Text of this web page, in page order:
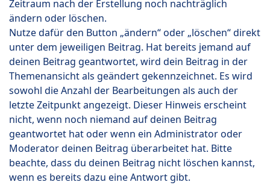
Zeitraum nach der Erstellung noch nachträglich
ändern oder löschen.
Nutze dafür den Button „ändern“ oder „löschen“ direkt
unter dem jeweiligen Beitrag. Hat bereits jemand auf
deinen Beitrag geantwortet, wird dein Beitrag in der
Themenansicht als geändert gekennzeichnet. Es wird
sowohl die Anzahl der Bearbeitungen als auch der
letzte Zeitpunkt angezeigt. Dieser Hinweis erscheint
nicht, wenn noch niemand auf deinen Beitrag
geantwortet hat oder wenn ein Administrator oder
Moderator deinen Beitrag überarbeitet hat. Bitte
beachte, dass du deinen Beitrag nicht löschen kannst,
wenn es bereits dazu eine Antwort gibt.